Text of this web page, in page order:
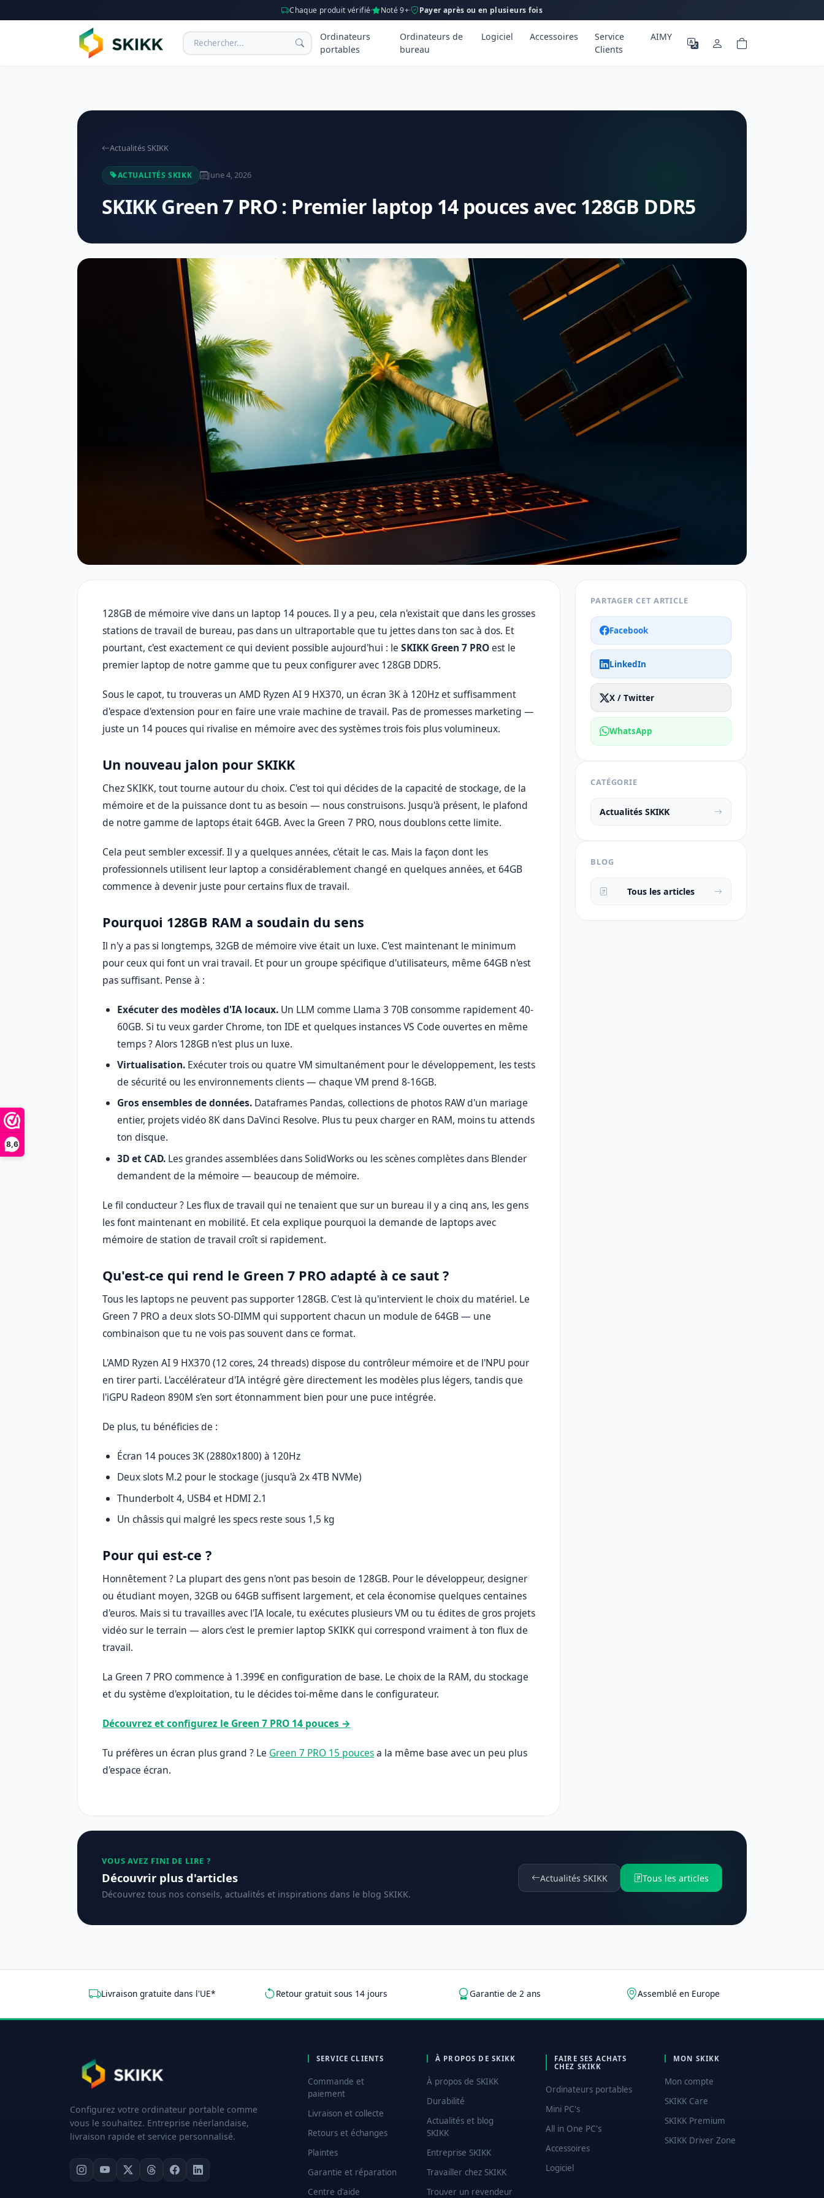
8,6
Chaque produit vérifié Noté 9+ Payer après ou en plusieurs fois
Ordinateurs
portables
Ordinateurs de
bureau
Logiciel Accessoires
Service
Clients
AIMY
Actualités SKIKK
ACTUALITÉS SKIKK June 4, 2026
SKIKK Green 7 PRO : Premier laptop 14 pouces avec 128GB DDR5
128GB de mémoire vive dans un laptop 14 pouces. Il y a peu, cela n'existait que dans les grosses
stations de travail de bureau, pas dans un ultraportable que tu jettes dans ton sac à dos. Et
pourtant, c'est exactement ce qui devient possible aujourd'hui : le SKIKK Green 7 PROest le
premier laptop de notre gamme que tu peux configurer avec 128GB DDR5.
Sous le capot, tu trouveras un AMD Ryzen AI 9 HX370, un écran 3K à 120Hz et suffisamment
d'espace d'extension pour en faire une vraie machine de travail. Pas de promesses marketing —
juste un 14 pouces qui rivalise en mémoire avec des systèmes trois fois plus volumineux.
Un nouveau jalon pour SKIKK
Chez SKIKK, tout tourne autour du choix. C'est toi qui décides de la capacité de stockage, de la
mémoire et de la puissance dont tu as besoin — nous construisons. Jusqu'à présent, le plafond
de notre gamme de laptops était 64GB. Avec la Green 7 PRO, nous doublons cette limite.
Cela peut sembler excessif. Il y a quelques années, c'était le cas. Mais la façon dont les
professionnels utilisent leur laptop a considérablement changé en quelques années, et 64GB
commence à devenir juste pour certains flux de travail.
Pourquoi 128GB RAM a soudain du sens
Il n'y a pas si longtemps, 32GB de mémoire vive était un luxe. C'est maintenant le minimum
pour ceux qui font un vrai travail. Et pour un groupe spécifique d'utilisateurs, même 64GB n'est
pas suffisant. Pense à :
Exécuter des modèles d'IA locaux. Un LLM comme Llama 3 70B consomme rapidement 40-
60GB. Si tu veux garder Chrome, ton IDE et quelques instances VS Code ouvertes en même
temps ? Alors 128GB n'est plus un luxe.
Virtualisation. Exécuter trois ou quatre VM simultanément pour le développement, les tests
de sécurité ou les environnements clients — chaque VM prend 8-16GB.
Gros ensembles de données. Dataframes Pandas, collections de photos RAW d'un mariage
entier, projets vidéo 8K dans DaVinci Resolve. Plus tu peux charger en RAM, moins tu attends
ton disque.
3D et CAD. Les grandes assemblées dans SolidWorks ou les scènes complètes dans Blender
demandent de la mémoire — beaucoup de mémoire.
Le fil conducteur ? Les flux de travail qui ne tenaient que sur un bureau il y a cinq ans, les gens
les font maintenant en mobilité. Et cela explique pourquoi la demande de laptops avec
mémoire de station de travail croît si rapidement.
Qu'est-ce qui rend le Green 7 PRO adapté à ce saut ?
Tous les laptops ne peuvent pas supporter 128GB. C'est là qu'intervient le choix du matériel. Le
Green 7 PRO a deux slots SO-DIMM qui supportent chacun un module de 64GB — une
combinaison que tu ne vois pas souvent dans ce format.
L'AMD Ryzen AI 9 HX370 (12 cores, 24 threads) dispose du contrôleur mémoire et de l'NPU pour
en tirer parti. L'accélérateur d'IA intégré gère directement les modèles plus légers, tandis que
l'iGPU Radeon 890M s'en sort étonnamment bien pour une puce intégrée.
De plus, tu bénéficies de :
Écran 14 pouces 3K (2880x1800) à 120Hz
Deux slots M.2 pour le stockage (jusqu'à 2x 4TB NVMe)
Thunderbolt 4, USB4 et HDMI 2.1
Un châssis qui malgré les specs reste sous 1,5 kg
Pour qui est-ce ?
Honnêtement ? La plupart des gens n'ont pas besoin de 128GB. Pour le développeur, designer
ou étudiant moyen, 32GB ou 64GB suffisent largement, et cela économise quelques centaines
d'euros. Mais si tu travailles avec l'IA locale, tu exécutes plusieurs VM ou tu édites de gros projets
vidéo sur le terrain — alors c'est le premier laptop SKIKK qui correspond vraiment à ton flux de
travail.
La Green 7 PRO commence à 1.399€ en configuration de base. Le choix de la RAM, du stockage
et du système d'exploitation, tu le décides toi-même dans le configurateur.
Découvrez et configurez le Green 7 PRO 14 pouces →
Tu préfères un écran plus grand ? Le Green 7 PRO 15 poucesa la même base avec un peu plus
d'espace écran.
PARTAGER CET ARTICLE
Facebook
LinkedIn
X / Twitter
WhatsApp
CATÉGORIE
Actualités SKIKK
BLOG
Tous les articles
VOUS AVEZ FINI DE LIRE ?
Découvrir plus d'articles
Découvrez tous nos conseils, actualités et inspirations dans le blog SKIKK.
Actualités SKIKK Tous les articles
Livraison gratuite dans l'UE* Retour gratuit sous 14 jours Garantie de 2 ans Assemblé en Europe
Configurez votre ordinateur portable comme
vous le souhaitez. Entreprise néerlandaise,
livraison rapide et service personnalisé.
SERVICE CLIENTS
Commande et
paiement
Livraison et collecte
Retours et échanges
Plaintes
Garantie et réparation
Centre d'aide
À PROPOS DE SKIKK
À propos de SKIKK
Durabilité
Actualités et blog
SKIKK
Entreprise SKIKK
Travailler chez SKIKK
Trouver un revendeur
FAIRE SES ACHATS
CHEZ SKIKK
Ordinateurs portables
Mini PC's
All in One PC's
Accessoires
Logiciel
MON SKIKK
Mon compte
SKIKK Care
SKIKK Premium
SKIKK Driver Zone